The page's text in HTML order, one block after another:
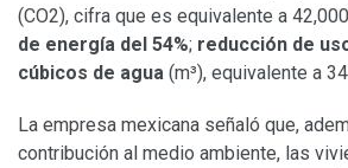
(CO2), cifra que es equivalente a
de energía del 54%; reducción de
cúbicos de agua (m³), equivalente a
La empresa mexicana señaló que,
contribución al medio ambiente, las